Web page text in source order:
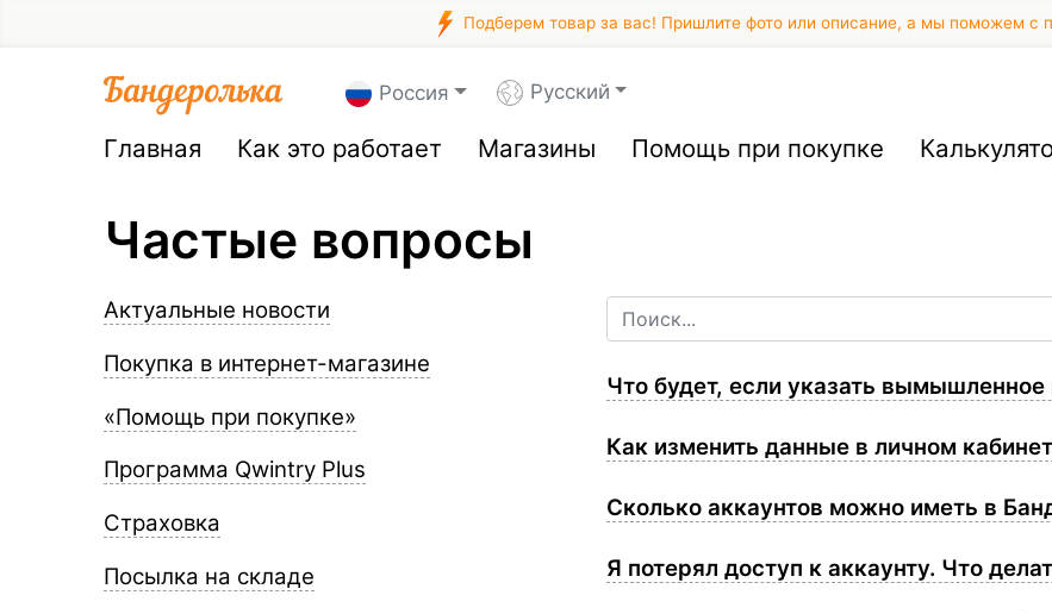
Подберем товар за вас! Пришлите фото или описание, а мы поможем с
Россия Русский
Главная Как это работает Магазины Помощь при покупке
Частые вопросы
Актуальные новости
Покупка в интернет-магазине
«Помощь при покупке»
Программа Qwintry Plus
Страховка
Посылка на складе
Что будет, если указать
Как изменить данные в личном
Сколько аккаунтов можно иметь в
Я потерял доступ к аккаунту. Что